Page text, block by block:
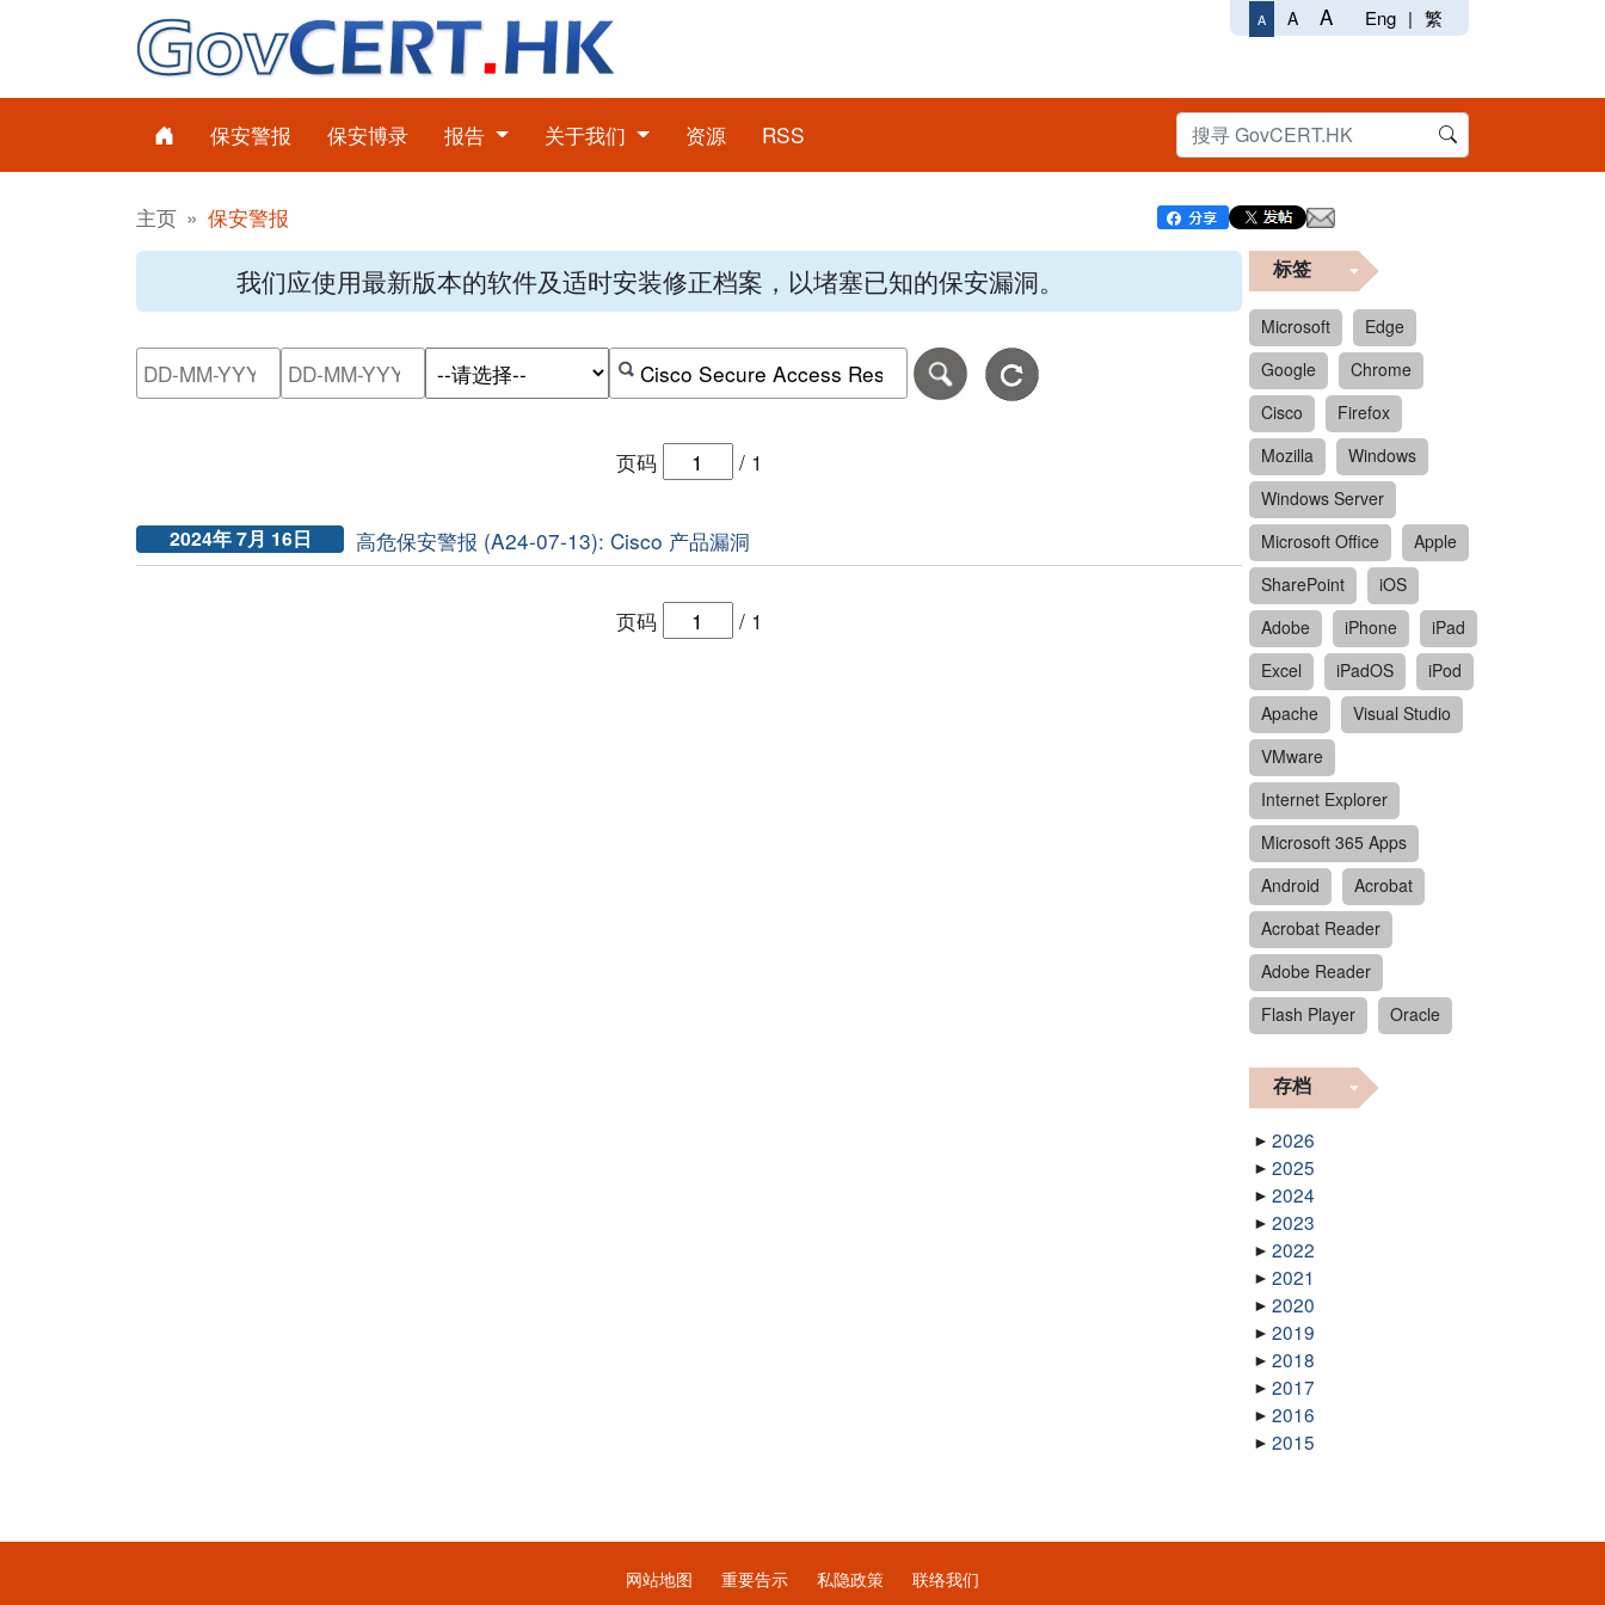
A A A Eng | 繁
保安警报 保安博录 报告 关于我们 资源 RSS
主页 保安警报
我们应使用最新版本的软件及适时安装修正档案，以堵塞已知的保安漏洞。
请输入搜索日期范围的开始日期，格式为-日日-月月-年年年年。
请输入搜索日期范围的结束日期，格式为-日日-月月-年年年年。
按关键字或 CVE ID 搜寻保安警报
页码 / 1
2024年 7月 16日 高危保安警报 (A24-07-13): Cisco 产品漏洞
页码 / 1
标签
Microsoft
Edge
Google
Chrome
Cisco
Firefox
Mozilla
Windows
Windows Server
Microsoft Office
Apple
SharePoint
iOS
Adobe
iPhone
iPad
Excel
iPadOS
iPod
Apache
Visual Studio
VMware
Internet Explorer
Microsoft 365 Apps
Android
Acrobat
Acrobat Reader
Adobe Reader
Flash Player
Oracle
存档
2026
2025
2024
2023
2022
2021
2020
2019
2018
2017
2016
2015
网站地图 重要告示 私隐政策 联络我们